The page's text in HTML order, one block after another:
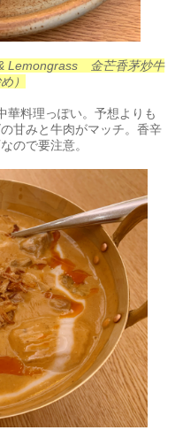
Lemongrass 金芒香茅炒牛
）
華料理っぽい。予想よりも
甘みと牛肉がマッチ。香辛
ので要注意。